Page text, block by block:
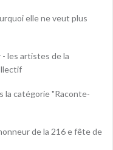
elle ne veut plus
les artistes de la
la catégorie "Raconte-
de la 216 e fête de